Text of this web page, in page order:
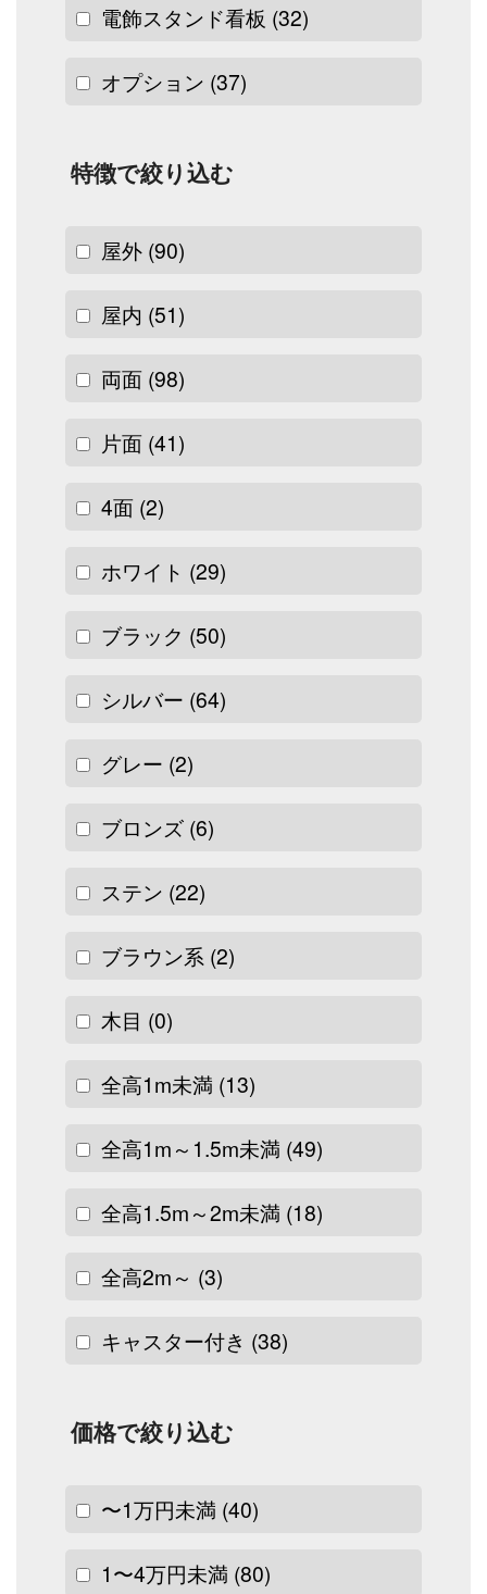
電飾スタンド看板 (32)
オプション (37)
特徴で絞り込む
屋外 (90)
屋内 (51)
両面 (98)
片面 (41)
4面 (2)
ホワイト (29)
ブラック (50)
シルバー (64)
グレー (2)
ブロンズ (6)
ステン (22)
ブラウン系 (2)
木目 (0)
全高1m未満 (13)
全高1m～1.5m未満 (49)
全高1.5m～2m未満 (18)
全高2m～ (3)
キャスター付き (38)
価格で絞り込む
〜1万円未満 (40)
1〜4万円未満 (80)